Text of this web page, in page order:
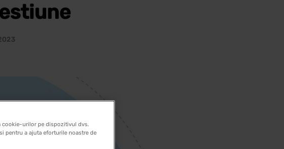
cookie-urilor pe dispozitivul dvs.
pentru a ajuta eforturile noastre de